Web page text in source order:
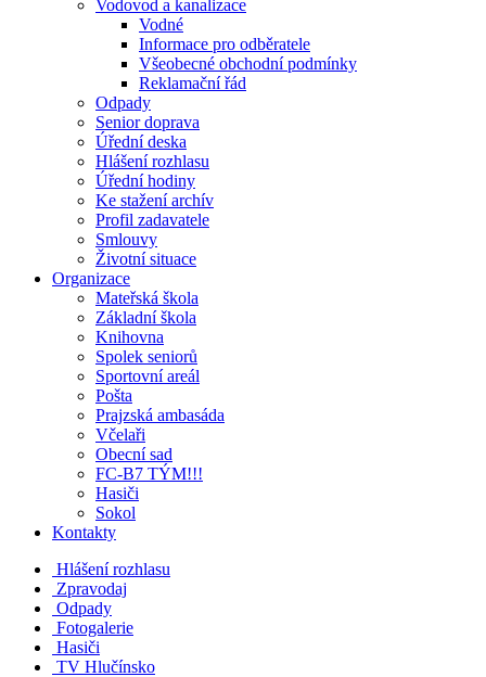
Vodovod a kanalizace
Vodné
Informace pro odběratele
Všeobecné obchodní podmínky
Reklamační řád
Odpady
Senior doprava
Úřední deska
Hlášení rozhlasu
Úřední hodiny
Ke stažení archív
Profil zadavatele
Smlouvy
Životní situace
Organizace
Mateřská škola
Základní škola
Knihovna
Spolek seniorů
Sportovní areál
Pošta
Prajzská ambasáda
Včelaři
Obecní sad
FC-B7 TÝM!!!
Hasiči
Sokol
Kontakty
Hlášení rozhlasu
Zpravodaj
Odpady
Fotogalerie
Hasiči
TV Hlučínsko